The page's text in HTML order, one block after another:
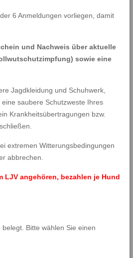
6 Anmeldungen vorliegen, damit
und Nachweis über aktuelle
sowie eine
Jagdkleidung und Schuhwerk,
saubere Schutzweste Ihres
Krankheitsübertragungen bzw.
extremen Witterungsbedingungen
abbrechen.
LJV angehören, bezahlen je Hund
Bitte wählen Sie einen